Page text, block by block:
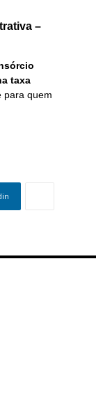
–
taxa
para quem